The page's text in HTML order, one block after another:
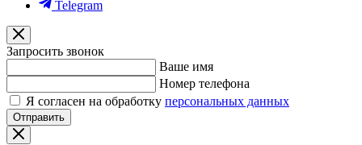
Telegram
Запросить звонок
Ваше имя
Номер телефона
Я согласен на обработку персональных данных
Отправить